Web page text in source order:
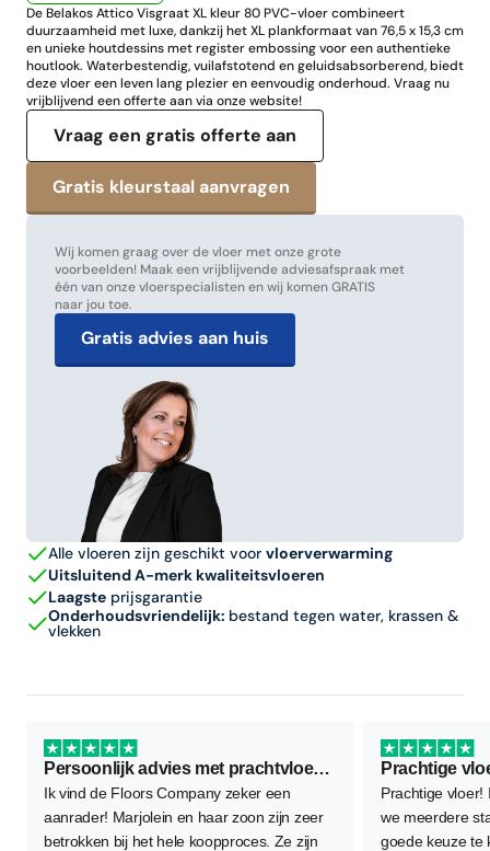
De Belakos Attico Visgraat XL kleur 80 PVC-vloer combineert
duurzaamheid met luxe, dankzij het XL plankformaat van 76,5 x 15,3 cm
en unieke houtdessins met register embossing voor een authentieke
houtlook. Waterbestendig, vuilafstotend en geluidsabsorberend, biedt
deze vloer een leven lang plezier en eenvoudig onderhoud. Vraag nu
vrijblijvend een offerte aan via onze website!
Vraag een gratis offerte aan
Wij komen graag over de vloer met onze grote
voorbeelden! Maak een vrijblijvende adviesafspraak met
één van onze vloerspecialisten en wij komen GRATIS
naar jou toe.
Gratis advies aan huis
Alle vloeren zijn geschikt voor vloerverwarming
Uitsluitend A-merk kwaliteitsvloeren
Laagste prijsgarantie
Onderhoudsvriendelijk: bestand tegen water, krassen &
vlekken
Persoonlijk advies met prachtvloer als resultaat
Ik vind de Floors Company zeker een
aanrader! Marjolein en haar zoon zijn zeer
betrokken bij het hele koopproces. Ze zijn
Prachtige
Prachtige vloer!
we meerdere
goede keuze te